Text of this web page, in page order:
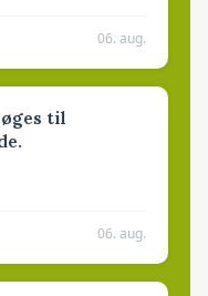
06. aug.
til
06. aug.